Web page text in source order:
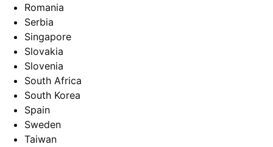
Romania
Serbia
Singapore
Slovakia
Slovenia
South Africa
South Korea
Spain
Sweden
Taiwan